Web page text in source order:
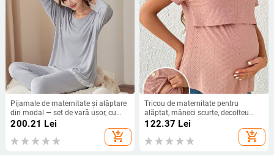
Pijamale de maternitate și alăptare
din modal — set de vară ușor, cu
mâneci lungi și pantaloni, potrivite
pentru alăptare, grosime moderată
161–180 g/m2
200.21 Lei
add_shopping_cart
Tricou de maternitate pentru
alăptat, mâneci scurte, decolteu
rotund, croială lejeră, poliester,
122.37 Lei
add_shopping_cart